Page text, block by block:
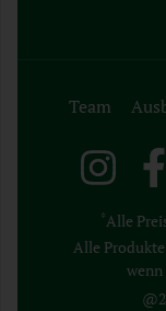
Team
*Alle
Alle